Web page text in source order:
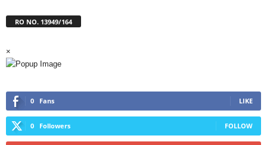
RO NO. 13949/164
×
0 Fans LIKE
0 Followers FOLLOW